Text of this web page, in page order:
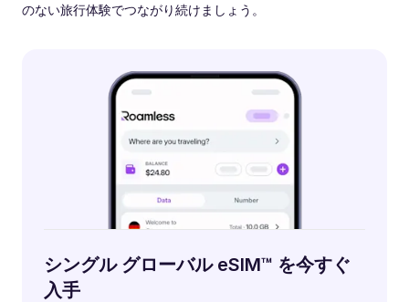
のない旅行体験でつながり続けましょう。
シングル グローバル eSIM™ を今すぐ
入手